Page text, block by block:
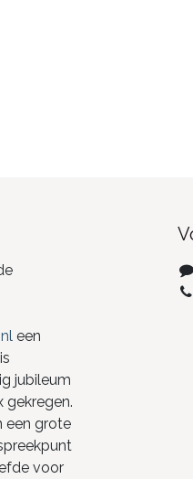
een
jubileum
gekregen.
een grote
voor